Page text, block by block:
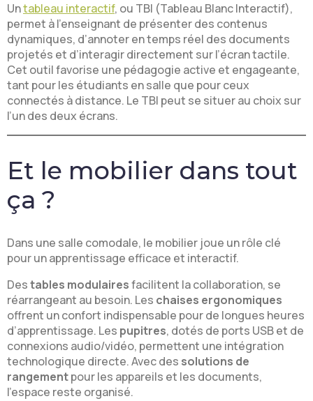
Untableau interactif, ou TBI (Tableau Blanc Interactif),
permet à l’enseignant de présenter des contenus
dynamiques, d’annoter en temps réel des documents
projetés et d’interagir directement sur l’écran tactile.
Cet outil favorise une pédagogie active et engageante,
tant pour les étudiants en salle que pour ceux
connectés à distance. Le TBI peut se situer au choix sur
l’un des deux écrans.
Et le mobilier dans tout
ça ?
Dans une salle comodale, le mobilier joue un rôle clé
pour un apprentissage efficace et interactif.
Destables modulairesfacilitent la collaboration, se
réarrangeant au besoin. Les chaises ergonomiques
offrent un confort indispensable pour de longues heures
d’apprentissage. Les pupitres, dotés de ports USB et de
connexions audio/vidéo, permettent une intégration
technologique directe. Avec des solutions de
rangementpour les appareils et les documents,
l’espace reste organisé.